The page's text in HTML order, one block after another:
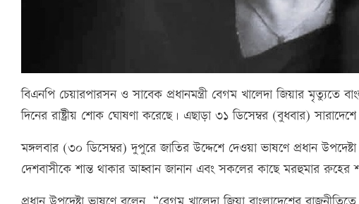
বিএনপি চেয়ারপারসন ও সাবেক প্রধানমন্ত্রী বেগম খালেদা জিয়ার মৃত্যুতে
দিনের রাষ্ট্রীয় শোক ঘোষণা করেছে। এছাড়া ৩১ ডিসেম্বর (বুধবার)
মঙ্গলবার (৩০ ডিসেম্বর) দুপুরে জাতির উদ্দেশে দেওয়া ভাষণে প্রধান
দেশবাসীকে শান্ত থাকার আহ্বান জানান এবং সকলের কাছে মরহুমার রুহের